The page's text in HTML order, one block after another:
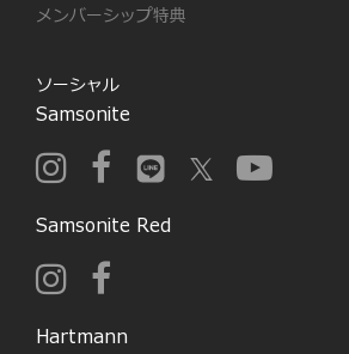
メンバーシップ特典
ソーシャル
Samsonite
Samsonite Red
Hartmann